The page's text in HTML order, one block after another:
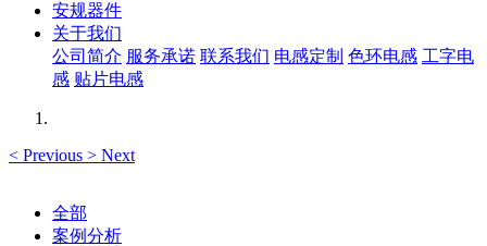
安规器件
关于我们
公司简介 服务承诺 联系我们 电感定制 色环电感 工字电
感 贴片电感
< Previous > Next
全部
案例分析